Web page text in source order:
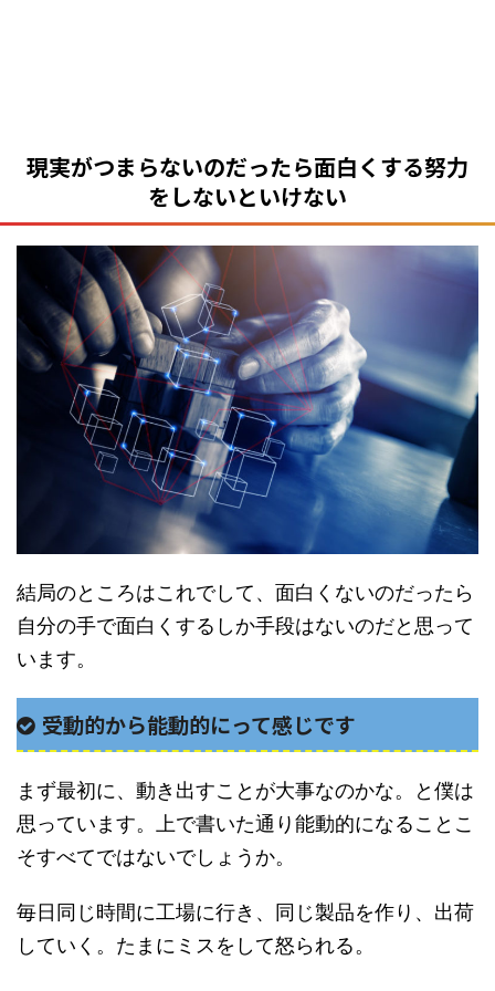
現実がつまらないのだったら面白くする努力
をしないといけない
結局のところはこれでして、面白くないのだったら
自分の手で面白くするしか手段はないのだと思って
います。
受動的から能動的にって感じです
まず最初に、動き出すことが大事なのかな。と僕は
思っています。上で書いた通り能動的になることこ
そすべてではないでしょうか。
毎日同じ時間に工場に行き、同じ製品を作り、出荷
していく。たまにミスをして怒られる。